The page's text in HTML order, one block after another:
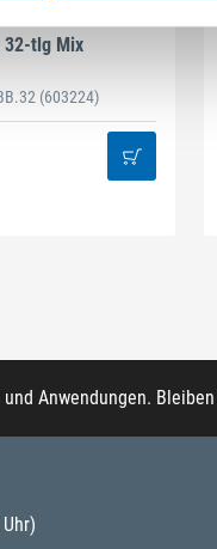
32-tlg Mix
(603224)
Anwendungen.